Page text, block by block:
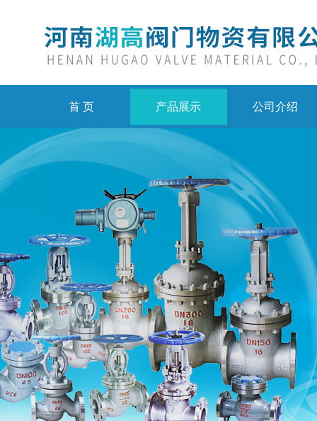
首 页 产品展示 公司介绍